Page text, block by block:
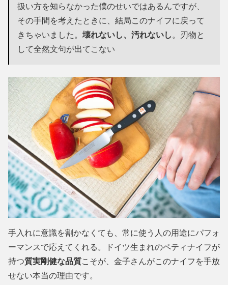
扱い方を知らなかった僕のせいではあるんですが、
その手間を考えたときに、結局このナイフに戻って
きちゃいました。 壊れないし、汚れないし 。刃物と
して全然文句が出てこない
手入れに意識を割かなくても、常に使う人の用途にパフォ
ーマンスで応えてくれる。ドイツ生まれのペティナイフが
持つ質実剛健な品質こそが、金子さんがこのナイフを手放
せない本当の理由です。